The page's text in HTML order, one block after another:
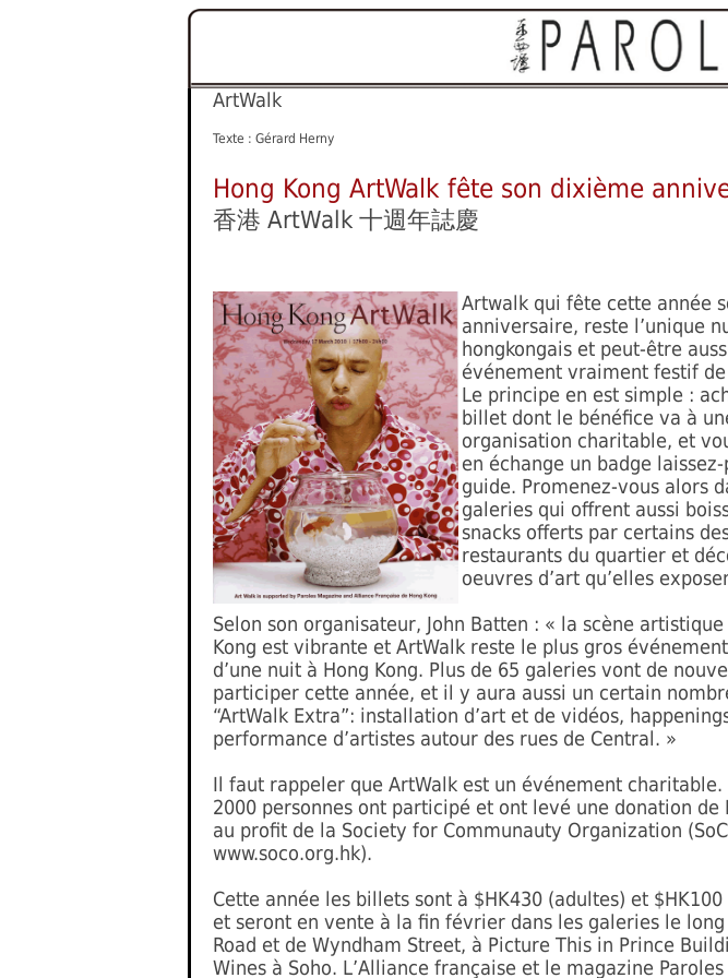
ArtWalk
Texte : Gérard Herny
Hong Kong ArtWalk fête son dixième
香港 ArtWalk 十週年誌慶
Artwalk qui fête cette année
anniversaire, reste l’unique
hongkongais et peut-être
événement vraiment festif
Le principe en est simple :
billet dont le bénéfice va à
organisation charitable, et
en échange un badge
guide. Promenez-vous alors
galeries qui offrent aussi
snacks offerts par certains
restaurants du quartier et
oeuvres d’art qu’elles
Selon son organisateur, John Batten : « la scène artistique
Kong est vibrante et ArtWalk reste le plus gros
d’une nuit à Hong Kong. Plus de 65 galeries vont de
participer cette année, et il y aura aussi un certain
“ArtWalk Extra”: installation d’art et de vidéos,
performance d’artistes autour des rues de Central. »
Il faut rappeler que ArtWalk est un événement charitable.
2000 personnes ont participé et ont levé une donation de
au profit de la Society for Communauty Organization
www.soco.org.hk).
Cette année les billets sont à $HK430 (adultes) et
et seront en vente à la fin février dans les galeries le long
Road et de Wyndham Street, à Picture This in Prince
Wines à Soho. L’Alliance française et le magazine